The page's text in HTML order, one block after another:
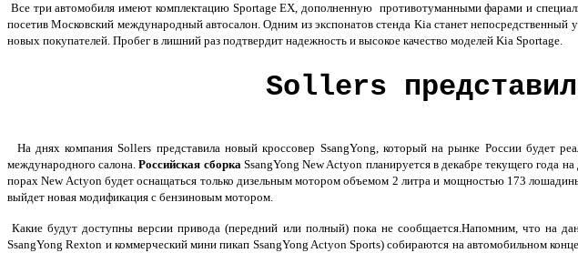
Все три автомобиля имеют комплектацию Sportage EX, дополненную противотуманными фарами и
посетив Московский международный автосалон. Одним из экспонатов стенда Kia станет
новых покупателей. Пробег в лишний раз подтвердит надежность и высокое качество моделей Kia Sportage.
Sollers
На днях компания Sollers представила новый кроссовер SsangYong, который на рынке России будет
международного салона.Российская сборкаSsangYong New Actyon планируется в декабре текущего года
порах New Actyon будет оснащаться только дизельным мотором объемом 2 литра и мощностью 173
выйдет новая модификация с бензиновым мотором.
Какие будут доступны версии привода (передний или полный) пока не сообщается.Напомним, что на
SsangYong Rexton и коммерческий мини пикап SsangYong Actyon Sports) собираются на автомобильном